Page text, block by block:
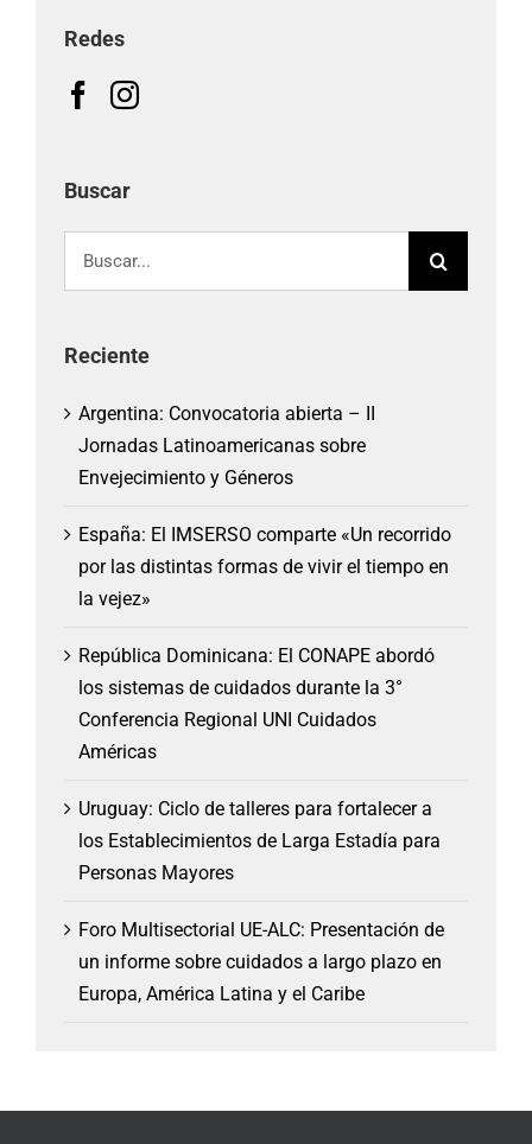
Redes
Buscar
Reciente
Argentina: Convocatoria abierta – II
Jornadas Latinoamericanas sobre
Envejecimiento y Géneros
España: El IMSERSO comparte «Un recorrido
por las distintas formas de vivir el tiempo en
la vejez»
República Dominicana: El CONAPE abordó
los sistemas de cuidados durante la 3°
Conferencia Regional UNI Cuidados
Américas
Uruguay: Ciclo de talleres para fortalecer a
los Establecimientos de Larga Estadía para
Personas Mayores
Foro Multisectorial UE-ALC: Presentación de
un informe sobre cuidados a largo plazo en
Europa, América Latina y el Caribe